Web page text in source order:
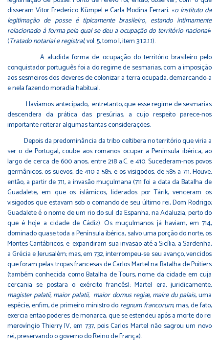
disseram Vitor Frederico Kümpel e Carla Modina Ferrari: «o instituto da
legitimação de posse é tipicamente brasileiro, estando intimamente
relacionado à forma pela qual se deu a ocupação do território nacional»
(Tratado notarial e registral, vol. 5, tomo I, item 3.1.2.1.1).
A aludida forma de ocupação do território brasileiro pelo
conquistador português foi a do regime de sesmarias, com a imposição
aos sesmeiros dos deveres de colonizar a terra ocupada, demarcando-a
e nela fazendo moradia habitual.
Havíamos antecipado, entretanto, que esse regime de sesmarias
descendera da prática das presúrias, a cujo respeito parece-nos
importante reiterar algumas tantas considerações.
Depois da predominância da tribo celtibera no território que viria a
ser o de Portugal, coube aos romanos ocupar a Península ibérica, ao
largo de cerca de 600 anos, entre 218 a.C. e 410. Sucederam-nos povos
germânicos, os suevos, de 410 a 585, e os visigodos, de 585 a 711. Houve,
então, a partir de 711, a invasão muçulmana (711 foi a data da Batalha de
Guadalete, em que os islâmicos, liderados por Tárik, venceram os
visigodos que estavam sob o comando de seu último rei, Dom Rodrigo;
Guadalete é o nome de um rio do sul da Espanha, na Adaluzia, perto do
que é hoje a cidade de Cádiz). Os muçulmanos já haviam, em 714,
dominado quase toda a Península ibérica, salvo uma porção do norte, os
Montes Cantábricos, e expandiram sua invasão até a Sicília, a Sardenha,
a Grécia e Jerusalém; mas, em 732, interrompeu-se seu avanço, vencidos
que foram pelas tropas francesas de Carlos Martel na Batalha de Poitiers
(também conhecida como Batalha de Tours, nome da cidade em cuja
cercania se postara o exército francês); Martel era, juridicamente,
magister palatii, maior palatii, maior domus regiæ, maire du palais, uma
espécie, enfim, de primeiro ministro do regnum francorum, mas, de fato,
exercia então poderes de monarca, que se estendeu após a morte do rei
merovíngio Thierry IV, em 737, pois Carlos Martel não sagrou um novo
rei, preservando o governo do Reino de França).